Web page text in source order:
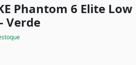
Phantom 6 Elite Low
Verde